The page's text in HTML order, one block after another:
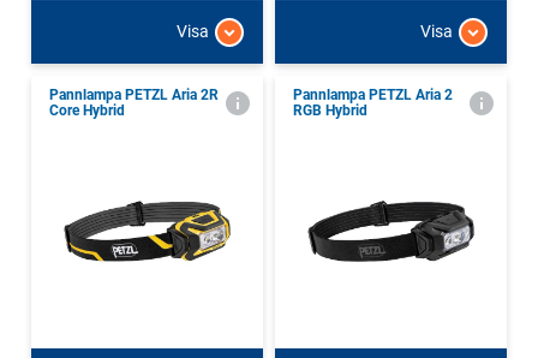
Visa Visa
Pannlampa PETZL Aria 2R
Core Hybrid
Pannlampa PETZL Aria 2
RGB Hybrid